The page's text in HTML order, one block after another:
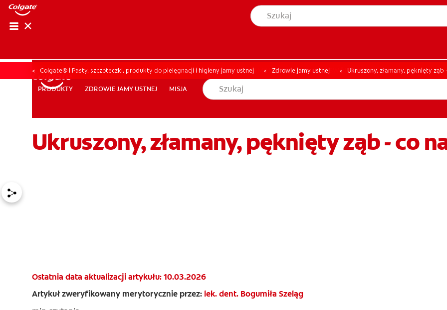
PRODUKTY ZDROWIE JAMY USTNEJ MISJA
DLA PROFESJONALISTÓW PL
PRODUKTY ZDROWIE JAMY USTNEJ MISJA
OCEŃ KONDYCJĘ JAMY USTNEJ ZNAJDŹ SWÓJ PRODUKT
Colgate® | Pasty, szczoteczki, produkty do pielęgnacji i higieny jamy ustnej Zdrowie jamy ustnej Ukruszony, złamany, pęknięty ząb
Ukruszony, złamany, pęknięty ząb - co
Ostatnia data aktualizacji artykułu: 10.03.2026
Artykuł zweryfikowany merytorycznie przez: lek. dent. Bogumiła Szeląg